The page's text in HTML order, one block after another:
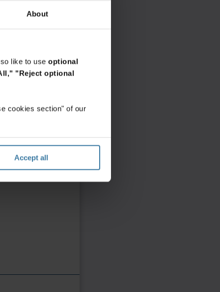
About
like to use optional
"Reject optional
cookies section" of our
Accept all